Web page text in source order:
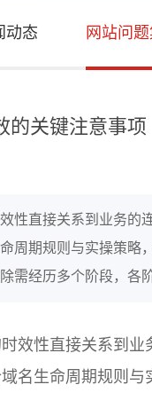
动态 网站问
的关键注意事项
性直接关系到业务的
周期规则与实操策略
需经历多个阶段，各
效性直接关系到
名生命周期规则